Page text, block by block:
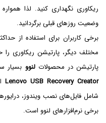
ریکاوری نگهداری کنید. لذا
وضعیت روزهای قبلی برگردانید.
برخی کاربران برای استفاده از
مختلف دیگر، پارتیشن ریکاوری
پارتیشن در محصولاتلنوو بسیار
Lenovo USB Recovery Creator
شامل فایل‌های نصب ویندوز،
برخی نرم‌افزارهای لنوو است.